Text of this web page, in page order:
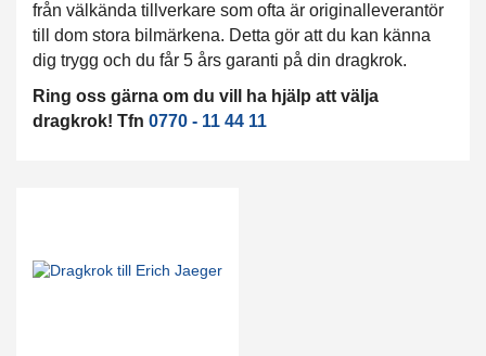
från välkända tillverkare som ofta är originalleverantör
till dom stora bilmärkena. Detta gör att du kan känna
dig trygg och du får 5 års garanti på din dragkrok.
Ring oss gärna om du vill ha hjälp att välja
dragkrok! Tfn 0770 - 11 44 11